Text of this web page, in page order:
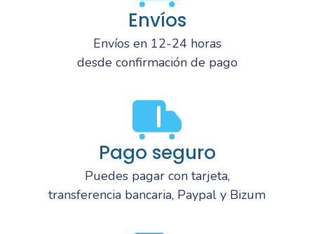
Envíos
Envíos en 12-24 horas
desde confirmación de pago
Pago seguro
Puedes pagar con tarjeta,
transferencia bancaria, Paypal y Bizum